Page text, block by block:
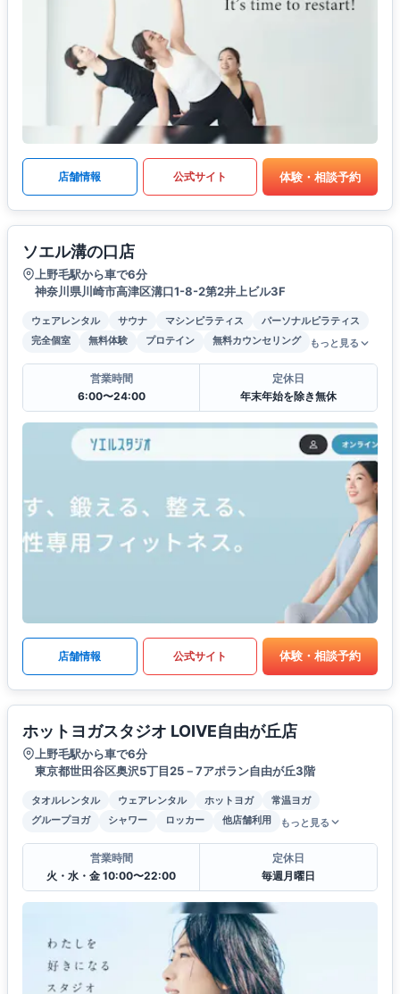
店舗情報 公式サイト 体験・相談予約
ソエル溝の口店
上野毛駅から車で6分
神奈川県川崎市高津区溝口1-8-2第2井上ビル3F
ウェアレンタル サウナ マシンピラティス
パーソナルピラティス
完全個室
無料体験 プロテイン 無料カウンセリング もっと見る
営業時間
6:00〜24:00
定休日
年末年始を除き無休
店舗情報 公式サイト 体験・相談予約
ホットヨガスタジオ LOIVE自由が丘店
上野毛駅から車で6分
東京都世田谷区奥沢5丁目25－7アポラン自由が丘3階
タオルレンタル ウェアレンタル ホットヨガ
常温ヨガ
グループヨガ
シャワー ロッカー 他店舗利用 もっと見る
営業時間
火・水・金 10:00〜22:00
定休日
毎週月曜日